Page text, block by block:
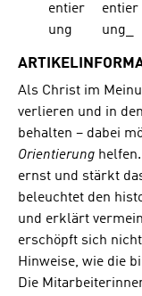
Als Christ im
verlieren und in
behalten – dabei
Orientierung
ernst und stärkt
beleuchtet den
und erklärt
erschöpft sich
Hinweise, wie die
Die